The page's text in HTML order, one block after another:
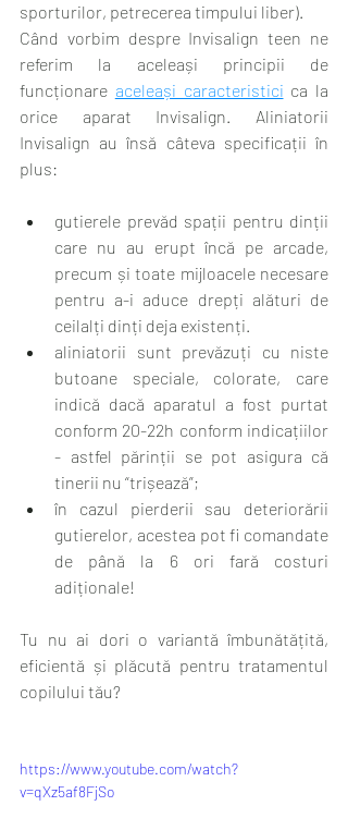
sporturilor, petrecerea timpului liber).
Când vorbim despre Invisalign teen ne
referim la aceleași principii de
funcționare aceleași caracteristici ca la
orice aparat Invisalign. Aliniatorii
Invisalign au însă câteva specificații în
plus:
gutierele prevăd spații pentru dinții
care nu au erupt încă pe arcade,
precum și toate mijloacele necesare
pentru a-i aduce drepți alături de
ceilalți dinți deja existenți.
aliniatorii sunt prevăzuți cu niste
butoane speciale, colorate, care
indică dacă aparatul a fost purtat
conform 20-22h conform indicațiilor
- astfel părinții se pot asigura că
tinerii nu “trișează”;
în cazul pierderii sau deteriorării
gutierelor, acestea pot fi comandate
de până la 6 ori fară costuri
adiționale!
Tu nu ai dori o variantă îmbunătățită,
eficientă și plăcută pentru tratamentul
copilului tău?
https://www.youtube.com/watch?
v=qXz5af8FjSo